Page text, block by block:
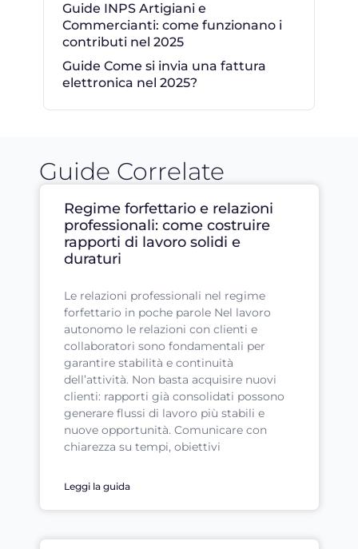
Guide INPS Artigiani e
Commercianti: come funzionano i
contributi nel 2025
Guide Come si invia una fattura
elettronica nel 2025?
Guide Correlate
Regime forfettario e relazioni
professionali: come costruire
rapporti di lavoro solidi e
duraturi
Le relazioni professionali nel regime
forfettario in poche parole Nel lavoro
autonomo le relazioni con clienti e
collaboratori sono fondamentali per
garantire stabilità e continuità
dell’attività. Non basta acquisire nuovi
clienti: rapporti già consolidati possono
generare flussi di lavoro più stabili e
nuove opportunità. Comunicare con
chiarezza su tempi, obiettivi
Leggi la guida